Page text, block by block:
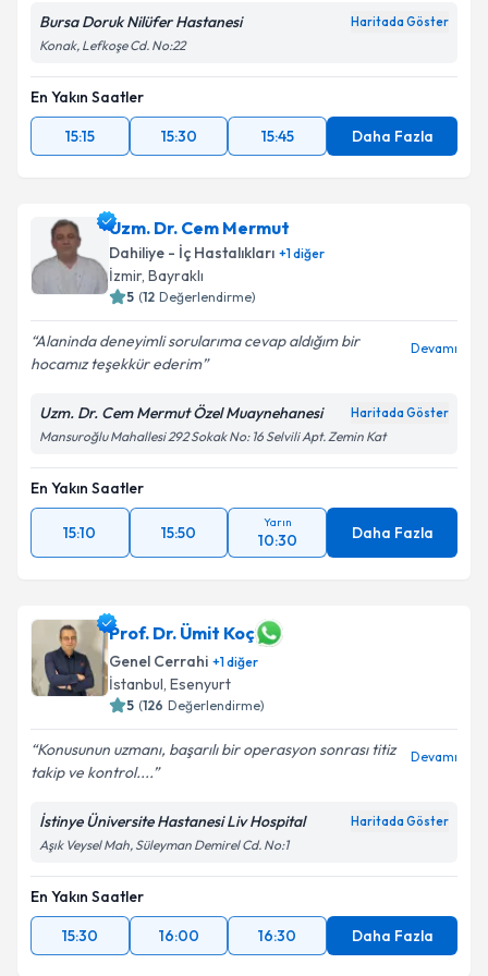
Kişisel verilerimin işlenmesine ilişkinAydınlatma
Metni
kapsamda işlenmesini kabul ediyorum.
Bursa Doruk Nilüfer Hastanesi Haritada Göster
Konak, Lefkoşe Cd. No:22
En Yakın Saatler
15:15
15:30 15:45 Daha Fazla
Uzm. Dr. Cem Mermut
Dahiliye - İç Hastalıkları +1diğer
İzmir, Bayraklı
5 (12 Değerlendirme)
Alaninda deneyimli sorularıma cevap aldığım bir
hocamız teşekkür ederim
Devamı
Uzm. Dr. Cem Mermut Özel Muaynehanesi Haritada Göster
Mansuroğlu Mahallesi 292 Sokak No: 16 Selvili Apt. Zemin Kat
En Yakın Saatler
15:10 15:50
Yarın
10:30 Daha Fazla
Prof. Dr. Ümit Koç
Genel Cerrahi +1diğer
İstanbul, Esenyurt
5 (126 Değerlendirme)
Konusunun uzmanı, başarılı bir operasyon sonrası titiz
takip ve kontrol....
Devamı
İstinye Üniversite Hastanesi Liv Hospital Haritada Göster
Aşık Veysel Mah, Süleyman Demirel Cd. No:1
En Yakın Saatler
15:30
16:00 16:30 Daha Fazla